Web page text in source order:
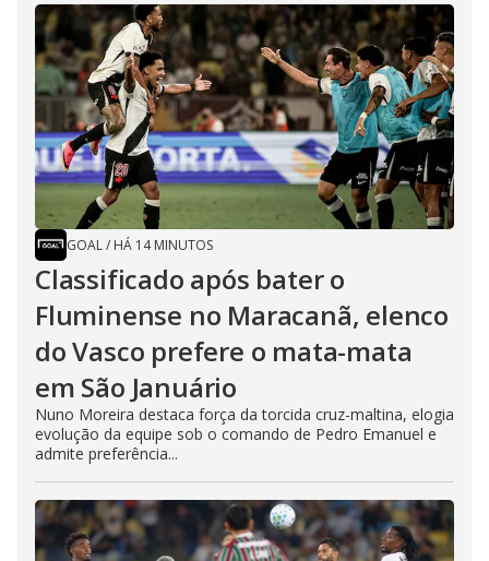
GOAL/ HÁ 14 MINUTOS
Classificado após bater o
Fluminense no Maracanã, elenco
do Vasco prefere o mata-mata
em São Januário
Nuno Moreira destaca força da torcida cruz-maltina, elogia
evolução da equipe sob o comando de Pedro Emanuel e
admite preferência...